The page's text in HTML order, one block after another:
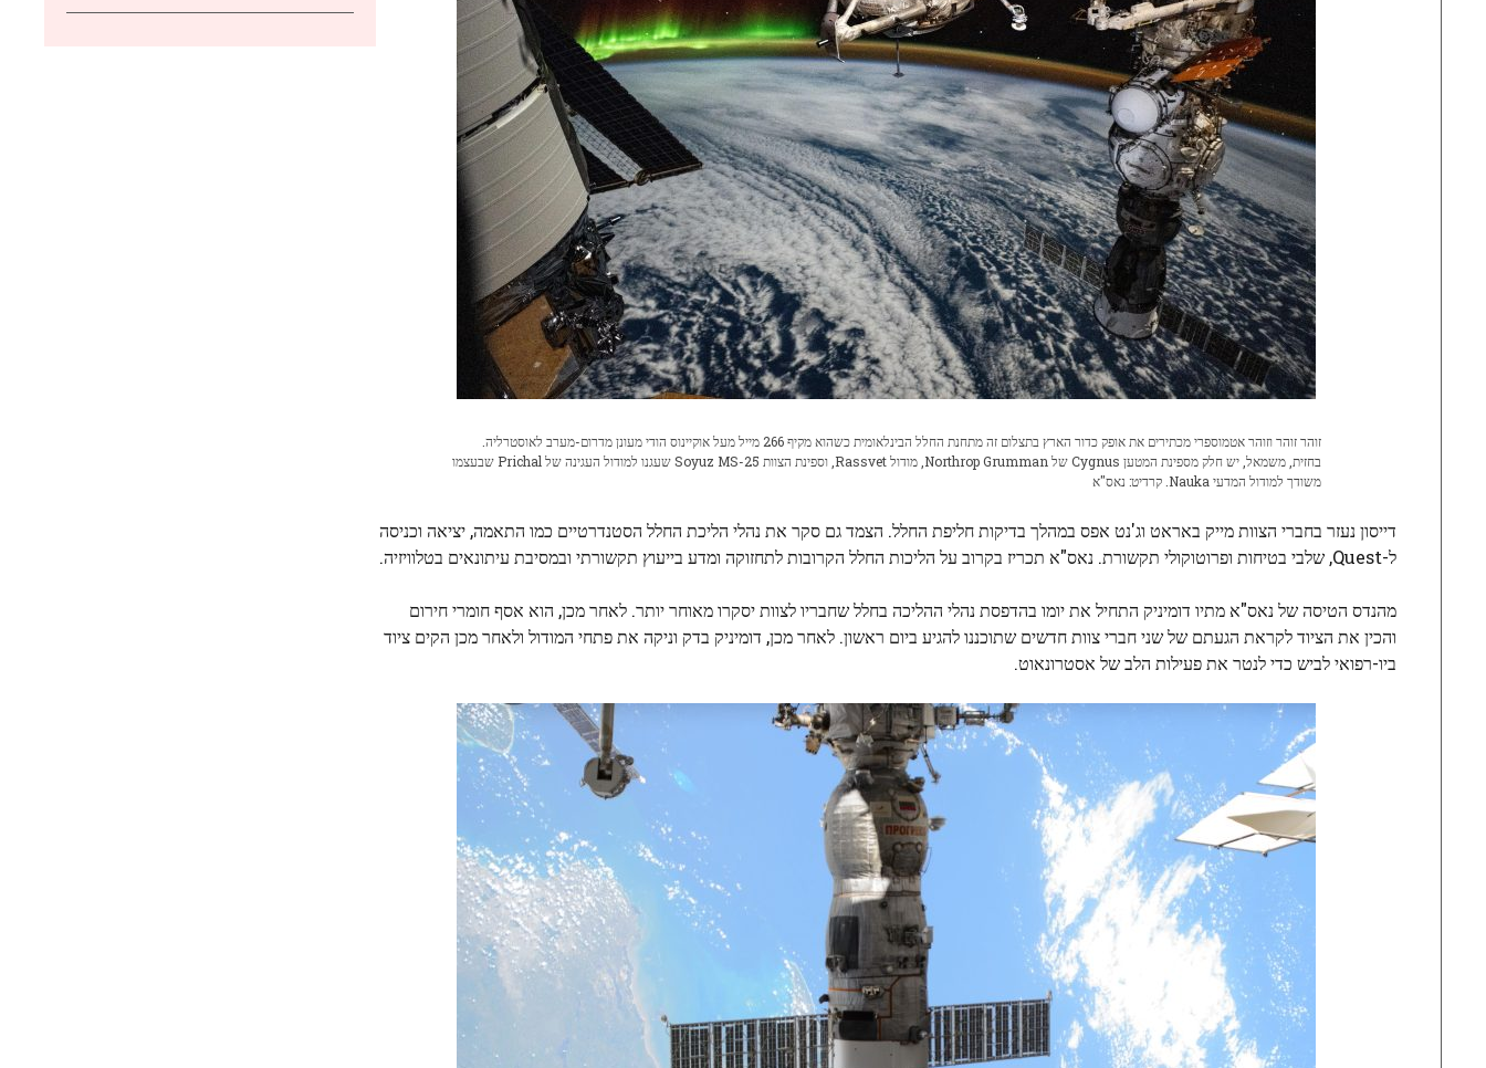
זוהר זוהר וזוהר אטמוספרי מכתירים את אופק כדור הארץ בתצלום זה מתחנת החלל הבינלאומית כשהוא מקיף 266 מייל מעל אוקיינוס ​​הודי מעונן מדרום-מערב לאוסטרליה.
בחזית, משמאל, יש חלק מספינת המטען Cygnus של Northrop Grumman, מודול Rassvet, וספינת הצוות Soyuz MS-25 שעגנו למודול העגינה של Prichal שבעצמו
משודך למודול המדעי Nauka. קרדיט: נאס"א
דייסון נעזר בחברי הצוות מייק באראט וג'נט אפס במהלך בדיקות חליפת החלל. הצמד גם סקר את נהלי הליכת החלל הסטנדרטיים כמו התאמה, יציאה וכניסה
ל-Quest, שלבי בטיחות ופרוטוקולי תקשורת. נאס"א תכריז בקרוב על הליכות החלל הקרובות לתחזוקה ומדע בייעוץ תקשורתי ובמסיבת עיתונאים בטלוויזיה.
מהנדס הטיסה של נאס"א מתיו דומיניק התחיל את יומו בהדפסת נהלי ההליכה בחלל שחבריו לצוות יסקרו מאוחר יותר. לאחר מכן, הוא אסף חומרי חירום
והכין את הציוד לקראת הגעתם של שני חברי צוות חדשים שתוכננו להגיע ביום ראשון. לאחר מכן, דומיניק בדק וניקה את פתחי המודול ולאחר מכן הקים ציוד
ביו-רפואי לביש כדי לנטר את פעילות הלב של אסטרונאוט.